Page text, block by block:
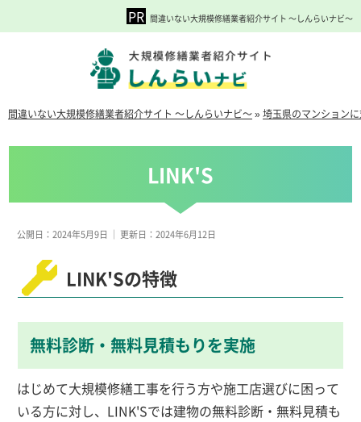
間違いない大規模修繕業者紹介サイト ～しんらいナビ～
間違いない大規模修繕業者紹介サイト ～しんらいナビ～»埼玉県のマンション
LINK'S
公開日：2024年5月9日 ｜ 更新日：2024年6月12日
LINK'Sの特徴
無料診断・無料見積もりを実施
はじめて大規模修繕工事を行う方や施工店選びに困って
いる方に対し、LINK'Sでは建物の無料診断・無料見積も